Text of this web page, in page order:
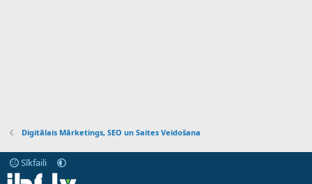
Digitālais Mārketings, SEO un Saites Veidošana
Sīkfaili